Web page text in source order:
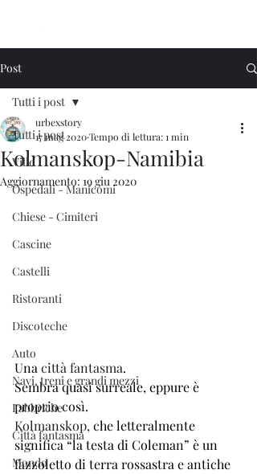
Post
Tutti i post
Ville
Ospedali - Manicomi
Chiese - Cimiteri
Cascine
Castelli
Ristoranti
Discoteche
Auto
Navi, treni e grandi mezzi
Fabbriche
Città fantasma
Mondo
Tutti i post
Kolmanskop-Namibia
urbexstory
17 mag 2020Tempo di lettura: 1 min
Aggiornamento: 19 giu 2020
Una città fantasma.
Sembra quasi surreale, eppure è
proprio così.
Kolmanskop, che letteralmente
significa “la testa di Coleman” è un
fazzoletto di terra rossastra e antiche